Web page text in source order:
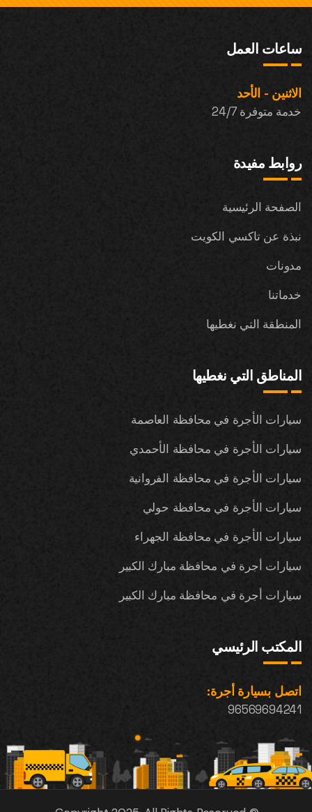
ساعات العمل
الاثنين - الأحد
خدمة متوفرة 24/7
روابط مفيدة
الصفحة الرئيسية
نبذة عن تاكسي الكويت
مدونات
خدماتنا
المنطقة التي نغطيها
المناطق التي نغطيها
سيارات الأجرة في محافظة العاصمة
سيارات الأجرة في محافظة الأحمدي
سيارات الأجرة في محافظة الفروانية
سيارات الأجرة في محافظة حولي
سيارات الأجرة في محافظة الجهراء
سيارات أجرة في محافظة مبارك الكبير
سيارات أجرة في محافظة مبارك الكبير
المكتب الرئيسي
اتصل بسيارة أجرة:
96569694241